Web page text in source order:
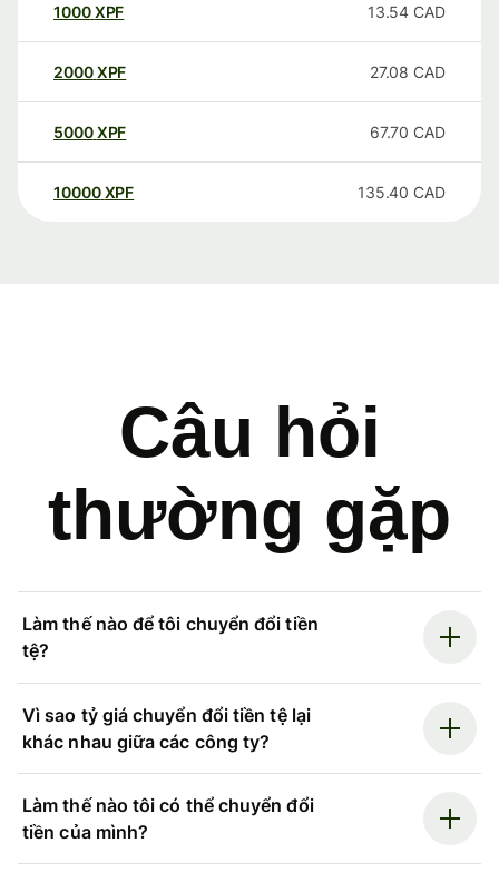
1000XPF 13.54 CAD
2000XPF 27.08 CAD
5000XPF 67.70 CAD
10000 XPF 135.40 CAD
Câu hỏi
thường gặp
Làm thế nào để tôi chuyển đổi tiền
tệ?
Vì sao tỷ giá chuyển đổi tiền tệ lại
khác nhau giữa các công ty?
Làm thế nào tôi có thể chuyển đổi
tiền của mình?